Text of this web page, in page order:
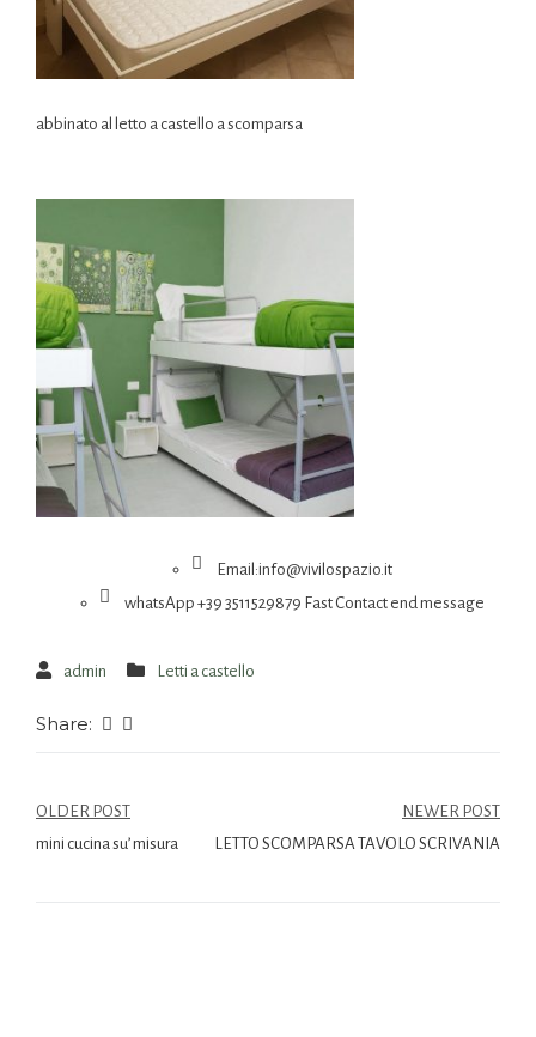
abbinato al letto a castello a scomparsa
Email:info@vivilospazio.it
whatsApp +39 3511529879 Fast Contact end message
admin Letti a castello
Share:
OLDER POST
mini cucina su’ misura
NEWER POST
LETTO SCOMPARSA TAVOLO SCRIVANIA